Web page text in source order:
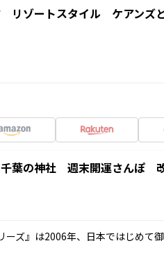
ゾートスタイル ケアンズ
葉の神社 週末開運さんぽ
ーズ』は2006年、日本ではじめて